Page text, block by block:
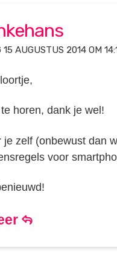
AUGUSTUS 2014 OM
horen, dank je wel!
je zelf (onbewust dan
voor